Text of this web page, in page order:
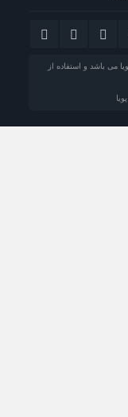
می باشد و استفاده از